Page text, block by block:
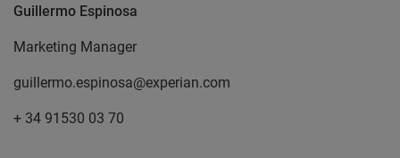
Guillermo Espinosa
Marketing Manager
guillermo.espinosa@experian.com
+ 34 91530 03 70